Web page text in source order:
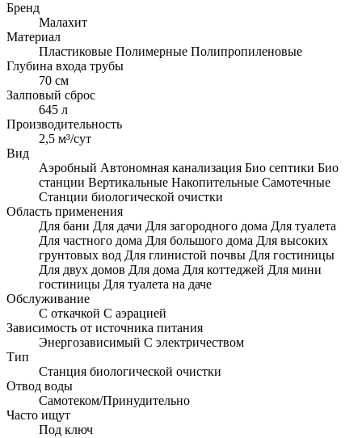
Бренд
Малахит
Материал
Пластиковые Полимерные Полипропиленовые
Глубина входа трубы
70 см
Залповый сброс
645 л
Производительность
2,5 м³/сут
Вид
Аэробный Автономная канализация Био септики Био
станции Вертикальные Накопительные Самотечные
Станции биологической очистки
Область применения
Для бани Для дачи Для загородного дома Для туалета
Для частного дома Для большого дома Для высоких
грунтовых вод Для глинистой почвы Для гостиницы
Для двух домов Для дома Для коттеджей Для мини
гостиницы Для туалета на даче
Обслуживание
С откачкой С аэрацией
Зависимость от источника питания
Энергозависимый С электричеством
Тип
Станция биологической очистки
Отвод воды
Самотеком/Принудительно
Часто ищут
Под ключ